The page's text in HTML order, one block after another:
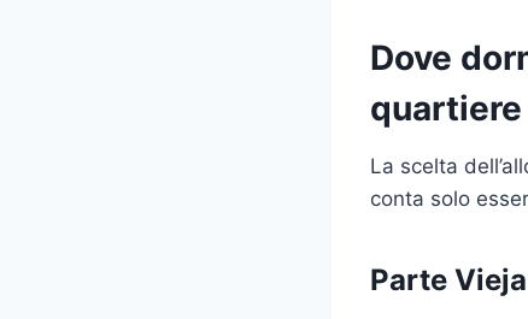
Dove
La scelta
conta solo
Parte Vieja